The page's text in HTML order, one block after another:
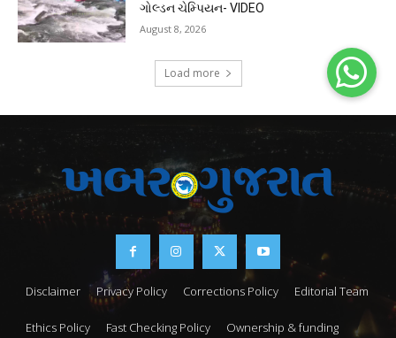
ગોલ્ડન ચેમ્પિયન- VIDEO
August 8, 2026
Load more
Disclaimer Privacy Policy Corrections Policy Editorial Team
Ethics Policy Fast Checking Policy Ownership & funding